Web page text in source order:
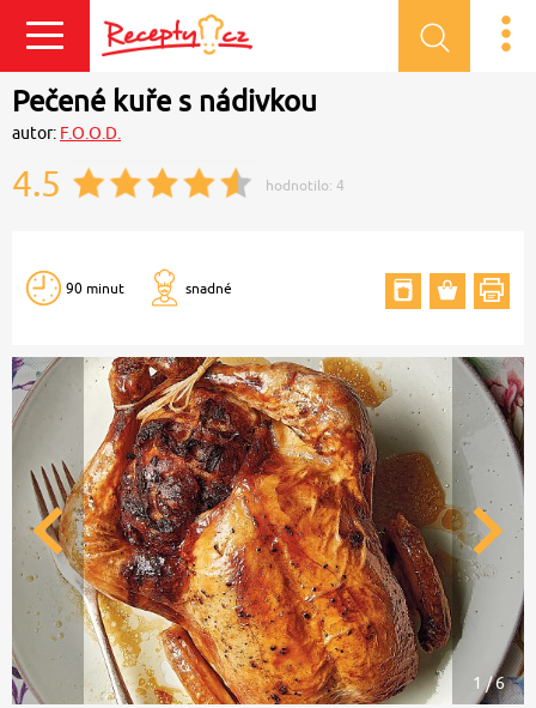
Pečené kuře s nádivkou
autor: F.O.O.D.
4.5 hodnotilo: 4
90 minut snadné
1 / 6